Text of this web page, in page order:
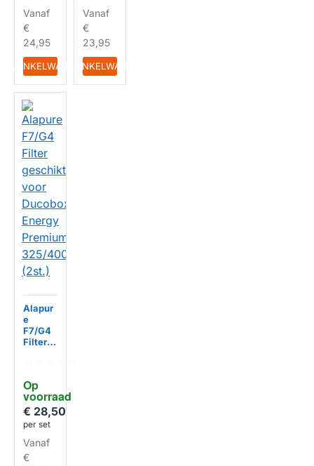
HUISMERK
Vanaf
€
24,95
IN WINKELWAGEN
HUISMERK
Vanaf
€
23,95
IN WINKELWAGEN
Op
voorraad
Alapur
e
F7/G4
Filter
x
Energy
Premiu
m
325/40
0/460/
570
€ 28,50
per set
Vanaf
€